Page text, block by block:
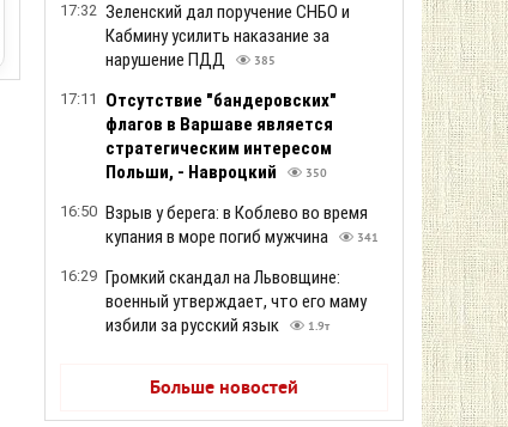
17:32 Зеленский дал поручение СНБО и
Кабмину усилить наказание за
нарушение ПДД
385
17:11
Отсутствие "бандеровских"
флагов в Варшаве является
стратегическим интересом
Польши, - Навроцкий
350
16:50 Взрыв у берега: в Коблево во время
купания в море погиб мужчина
341
16:29 Громкий скандал на Львовщине:
военный утверждает, что его маму
избили за русский язык
1.9т
Больше новостей